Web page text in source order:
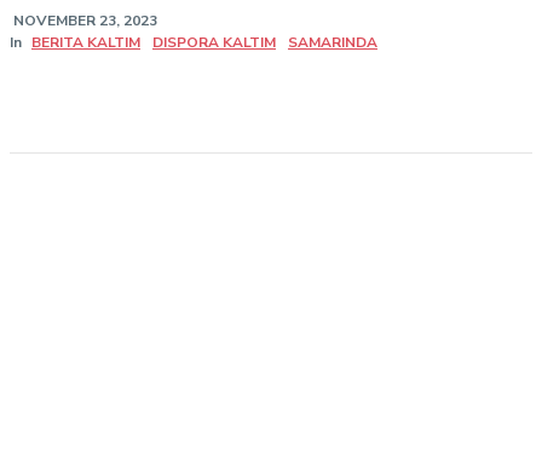
NOVEMBER 23, 2023
In BERITA KALTIM DISPORA KALTIM SAMARINDA